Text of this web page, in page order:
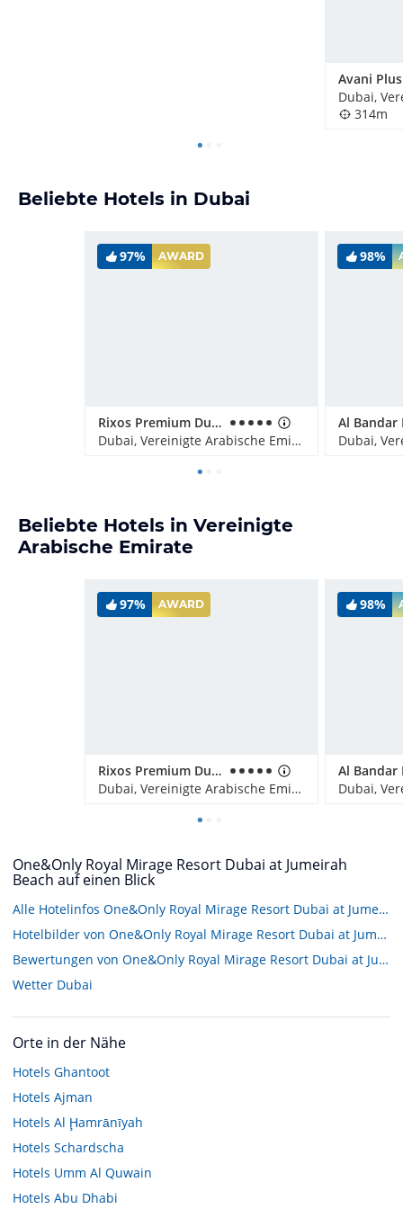
314m
Beliebte Hotels in Dubai
97% AWARD
Rixos Premium Dubai JBR
Dubai, Vereinigte Arabische Emirate
98%
Beliebte Hotels in Vereinigte
Arabische Emirate
97% AWARD
Rixos Premium Dubai JBR
Dubai, Vereinigte Arabische Emirate
98%
One&Only Royal Mirage Resort Dubai at Jumeirah
Beach auf einen Blick
Alle Hotelinfos One&Only Royal Mirage Resort Dubai at Jumeirah Beach
Hotelbilder von One&Only Royal Mirage Resort Dubai at Jumeirah Beach
Bewertungen von One&Only Royal Mirage Resort Dubai at Jumeirah Beach
Wetter Dubai
Orte in der Nähe
Hotels Ghantoot
Hotels Ajman
Hotels Al Ḩamrānīyah
Hotels Schardscha
Hotels Umm Al Quwain
Hotels Abu Dhabi